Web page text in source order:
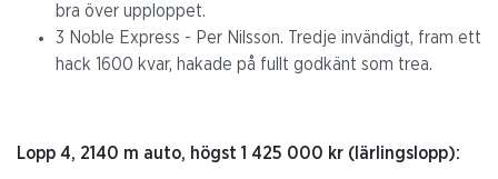
bra över upploppet.
3 Noble Express - Per Nilsson. Tredje invändigt, fram ett
hack 1600 kvar, hakade på fullt godkänt som trea.
Lopp 4, 2140 m auto, högst 1 425 000 kr (lärlingslopp):